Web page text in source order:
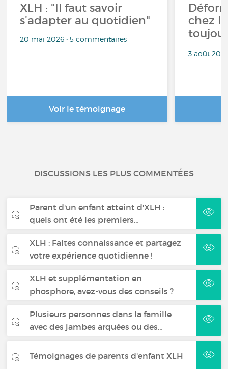
XLH : "Il faut savoir
s’adapter au quotidien"
20 mai 2026 • 5 commentaires
Voir le témoignage
chez
3 août
DISCUSSIONS LES PLUS COMMENTÉES
Parent d'un enfant atteint d'XLH :
quels ont été les premiers…
XLH : Faites connaissance et partagez
votre expérience quotidienne !
XLH et supplémentation en
phosphore, avez-vous des conseils ?
Plusieurs personnes dans la famille
avec des jambes arquées ou des…
Témoignages de parents d'enfant XLH